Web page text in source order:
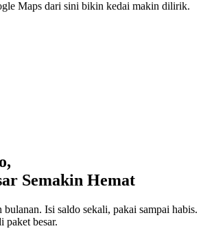
Semakin Hemat
bulanan. Isi saldo sekali, pakai sampai habis.
paket besar.